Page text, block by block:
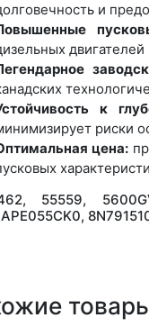
и
к
риски
цена:
55559,